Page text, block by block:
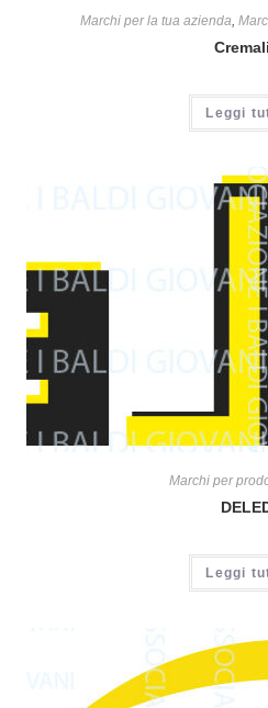
Marchi per la tua azienda
Leggi
Marchi per
Leggi